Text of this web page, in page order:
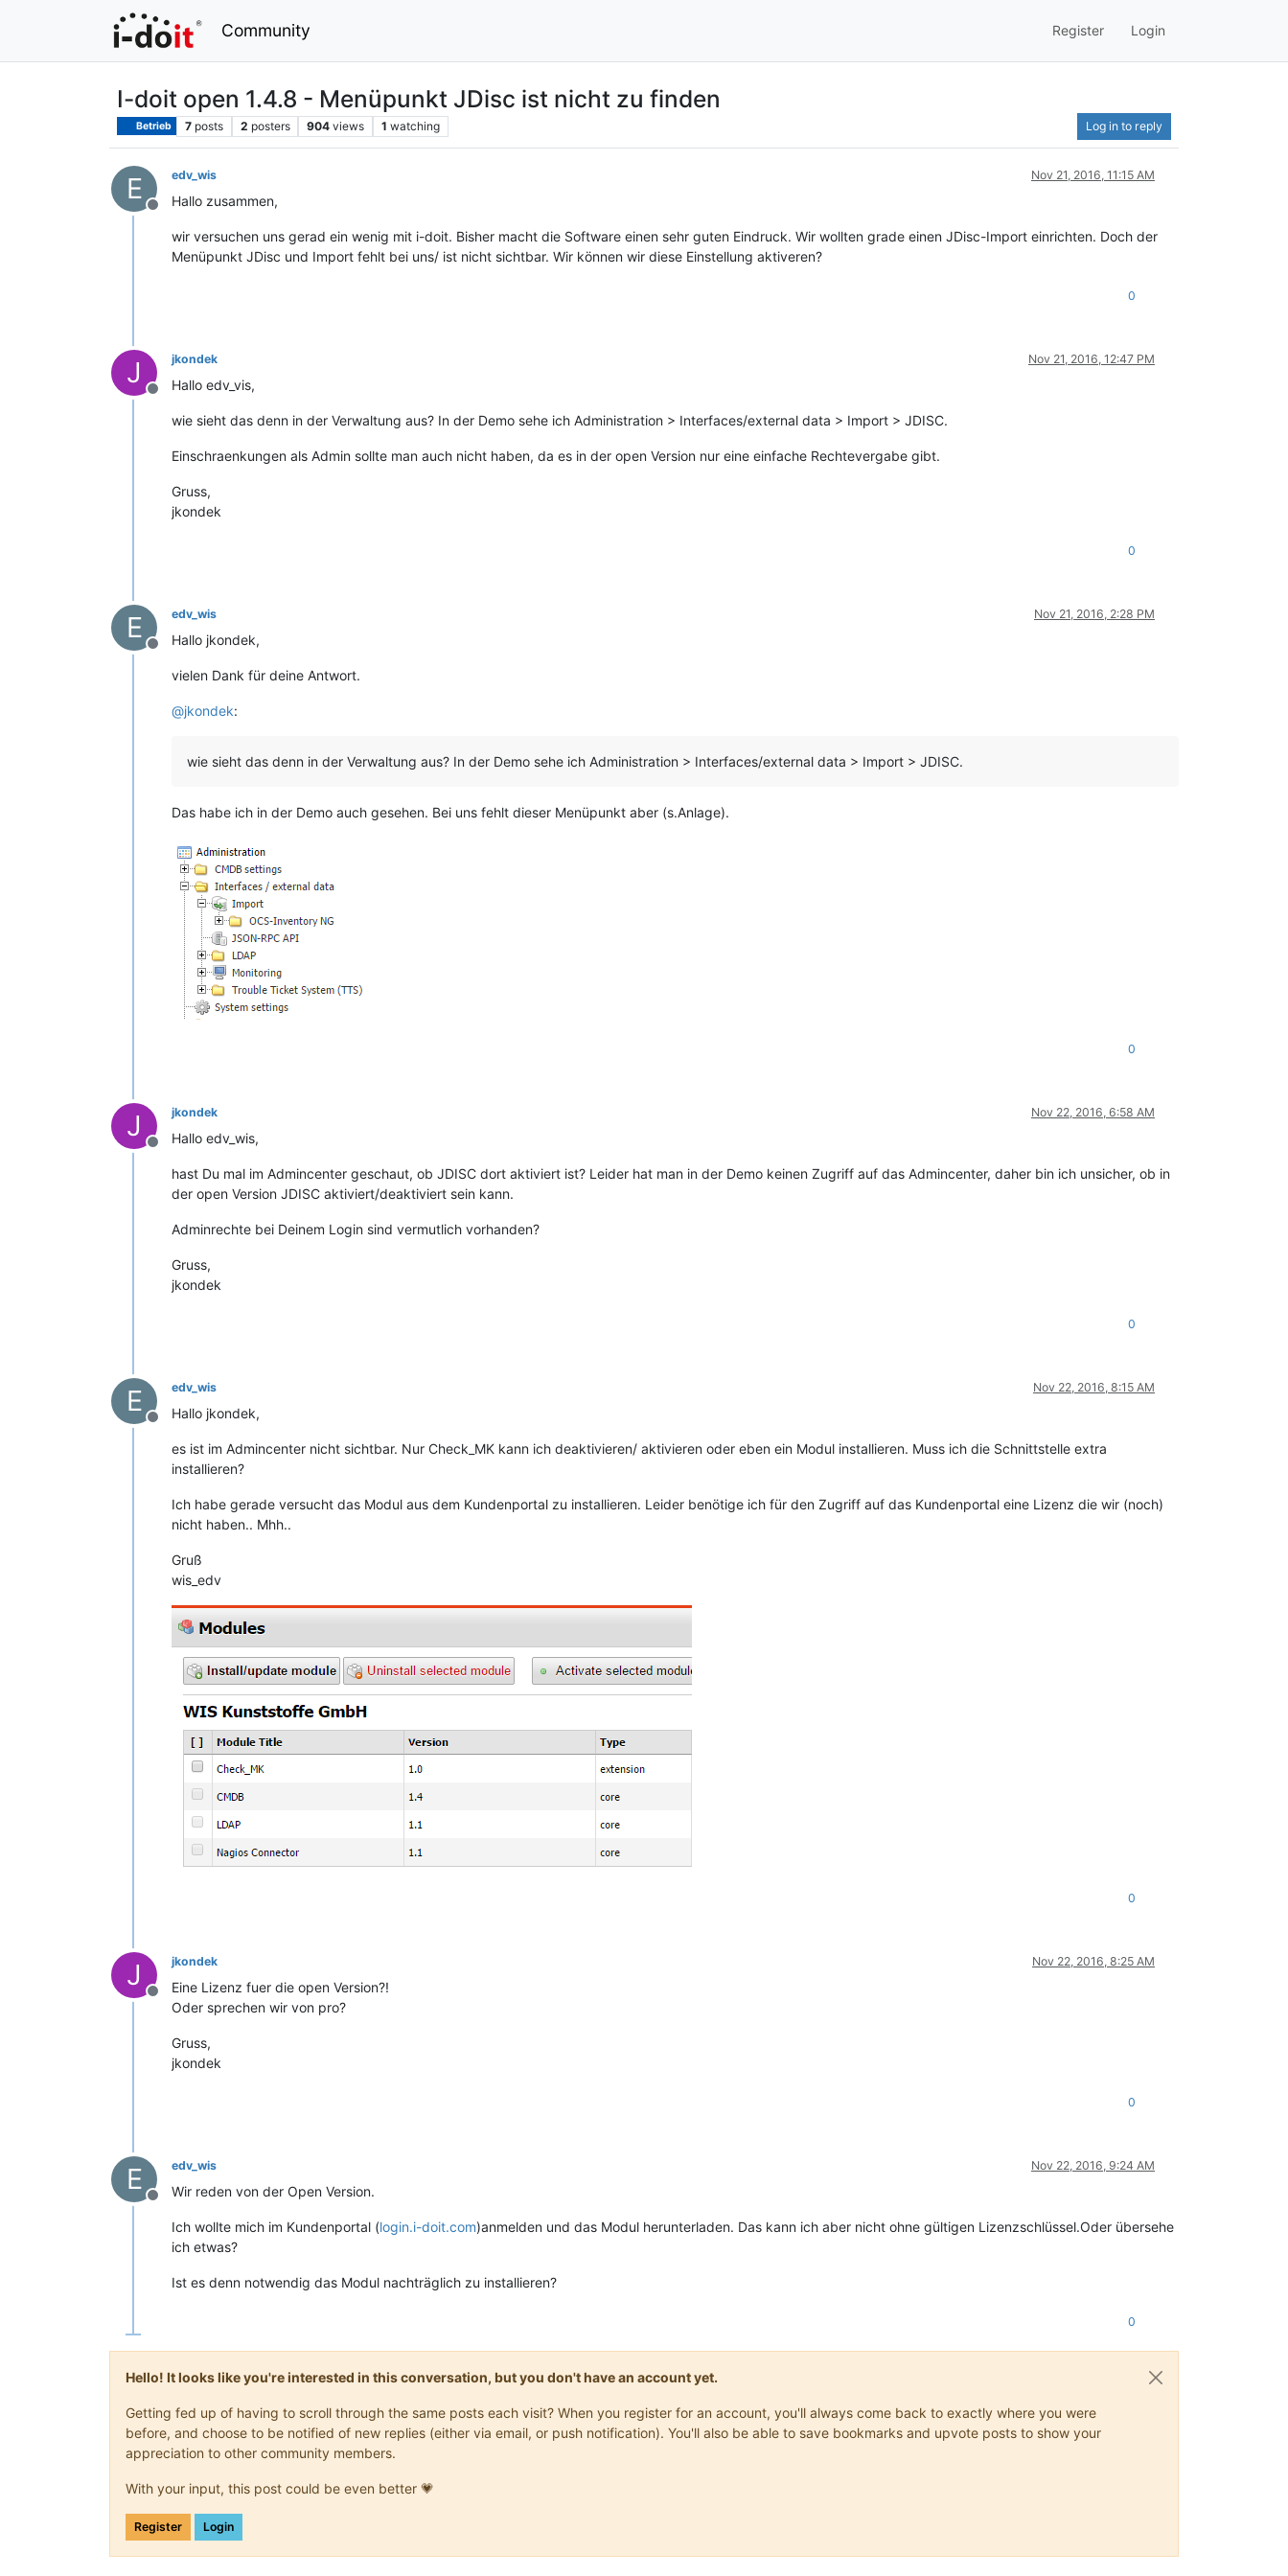
Community Register Login
I-doit open 1.4.8 - Menüpunkt JDisc ist nicht zu finden
Betrieb 7 posts 2 posters 904 views 1 watching Log in to reply
E
Offline
edv_wis Nov 21, 2016, 11:15 AM
Hallo zusammen,
wir versuchen uns gerad ein wenig mit i-doit. Bisher macht die Software einen sehr guten Eindruck. Wir wollten grade einen JDisc-Import einrichten. Doch der
Menüpunkt JDisc und Import fehlt bei uns/ ist nicht sichtbar. Wir können wir diese Einstellung aktiveren?
0
J
Offline
jkondek Nov 21, 2016, 12:47 PM
Hallo edv_vis,
wie sieht das denn in der Verwaltung aus? In der Demo sehe ich Administration > Interfaces/external data > Import > JDISC.
Einschraenkungen als Admin sollte man auch nicht haben, da es in der open Version nur eine einfache Rechtevergabe gibt.
Gruss,
jkondek
0
E
Offline
edv_wis Nov 21, 2016, 2:28 PM
Hallo jkondek,
vielen Dank für deine Antwort.
@jkondek:
wie sieht das denn in der Verwaltung aus? In der Demo sehe ich Administration > Interfaces/external data > Import > JDISC.
Das habe ich in der Demo auch gesehen. Bei uns fehlt dieser Menüpunkt aber (s.Anlage).
0
J
Offline
jkondek Nov 22, 2016, 6:58 AM
Hallo edv_wis,
hast Du mal im Admincenter geschaut, ob JDISC dort aktiviert ist? Leider hat man in der Demo keinen Zugriff auf das Admincenter, daher bin ich unsicher, ob in
der open Version JDISC aktiviert/deaktiviert sein kann.
Adminrechte bei Deinem Login sind vermutlich vorhanden?
Gruss,
jkondek
0
E
Offline
edv_wis Nov 22, 2016, 8:15 AM
Hallo jkondek,
es ist im Admincenter nicht sichtbar. Nur Check_MK kann ich deaktivieren/ aktivieren oder eben ein Modul installieren. Muss ich die Schnittstelle extra
installieren?
Ich habe gerade versucht das Modul aus dem Kundenportal zu installieren. Leider benötige ich für den Zugriff auf das Kundenportal eine Lizenz die wir (noch)
nicht haben.. Mhh..
Gruß
wis_edv
0
J
Offline
jkondek Nov 22, 2016, 8:25 AM
Eine Lizenz fuer die open Version?!
Oder sprechen wir von pro?
Gruss,
jkondek
0
E
Offline
edv_wis Nov 22, 2016, 9:24 AM
Wir reden von der Open Version.
Ich wollte mich im Kundenportal (login.i-doit.com)anmelden und das Modul herunterladen. Das kann ich aber nicht ohne gültigen Lizenzschlüssel.Oder übersehe
ich etwas?
Ist es denn notwendig das Modul nachträglich zu installieren?
0
Hello! It looks like you're interested in this conversation, but you don't have an account yet.
Getting fed up of having to scroll through the same posts each visit? When you register for an account, you'll always come back to exactly where you were
before, and choose to be notified of new replies (either via email, or push notification). You'll also be able to save bookmarks and upvote posts to show your
appreciation to other community members.
With your input, this post could be even better 💗
Register Login